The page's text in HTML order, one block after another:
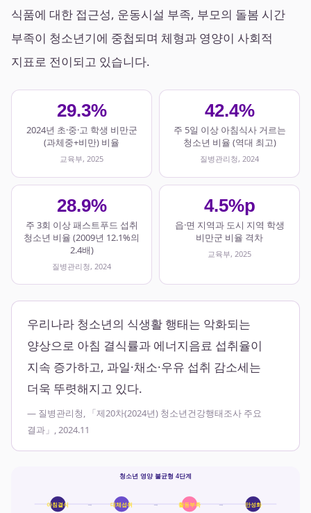
식품에 대한 접근성, 운동시설 부족, 부모의 돌봄 시간
부족이 청소년기에 중첩되며 체형과 영양이 사회적
지표로 전이되고 있습니다.
29.3%
2024년 초·중·고 학생 비만군
(과체중+비만) 비율
교육부, 2025
42.4%
주 5일 이상 아침식사 거르는
청소년 비율 (역대 최고)
질병관리청, 2024
28.9%
주 3회 이상 패스트푸드 섭취
청소년 비율 (2009년 12.1%의
2.4배)
질병관리청, 2024
4.5%p
읍·면 지역과 도시 지역 학생
비만군 비율 격차
교육부, 2025
우리나라 청소년의 식생활 행태는 악화되는
양상으로 아침 결식률과 에너지음료 섭취율이
지속 증가하고, 과일·채소·우유 섭취 감소세는
더욱 뚜렷해지고 있다.
— 질병관리청, 「제20차(2024년) 청소년건강행태조사 주요
결과」, 2024.11
청소년 영양 불균형 4단계
아침결식 → 대체섭취 → 활동부족 → 만성화